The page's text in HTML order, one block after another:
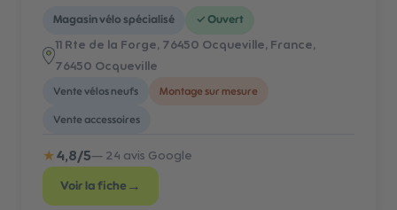
Magasin vélo spécialisé ✓ Ouvert
11 Rte de la Forge, 76450 Ocqueville, France,
76450 Ocqueville
Vente vélos neufs Montage sur mesure
Vente accessoires
★4,8/5— 24 avis Google
Voir la fiche →